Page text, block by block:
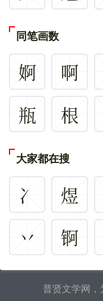
同笔画数
婀 啊
瓶
根
大家都在搜
冫 煜
丷
锕
普贤文学网，